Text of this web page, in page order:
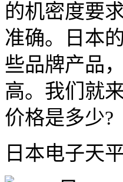
的机密度要
准确。日本
些品牌产品
高。我们就
价格是多少?
日本电子天